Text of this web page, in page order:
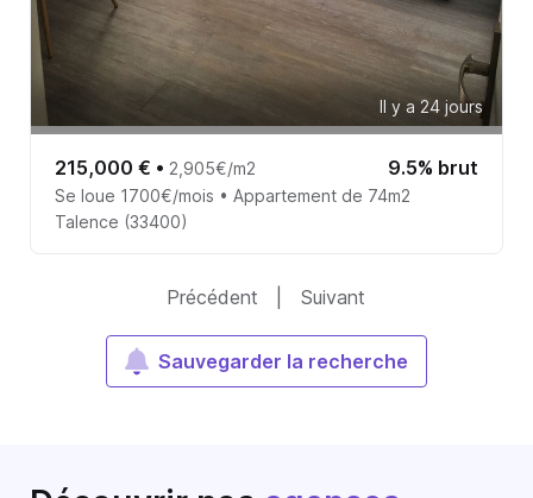
Il y a 24 jours
215,000 € • 2,905€/m2 9.5% brut
Se loue 1700€/mois • Appartement de 74m2
Talence (33400)
Précédent Suivant
Sauvegarder la recherche